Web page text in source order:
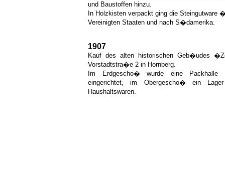
und Baustoffen hinzu.
In Holzkisten verpackt ging die Steingutware
Vereinigten Staaten und nach S�damerika.
1907
Kauf des alten historischen Geb�udes
Vorstadtstra�e 2 in Hornberg.
Im Erdgescho� wurde eine Packhalle
eingerichtet, im Obergescho� ein
Haushaltswaren.